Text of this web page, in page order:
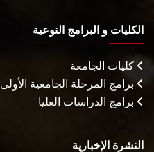
الكليات و البرامج النوعية
كليات الجامعة
برامج المرحلة الجامعية الأولى
برامج الدراسات العليا
النشرة الإخبارية